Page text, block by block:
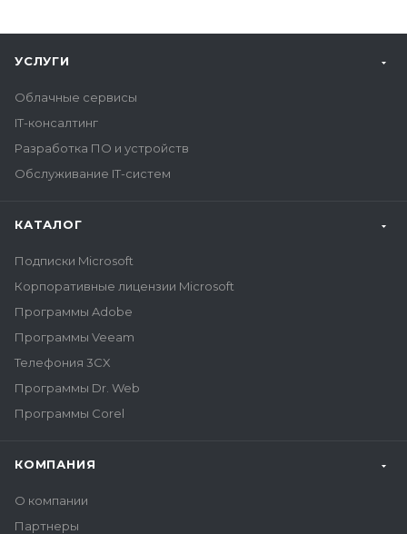
УСЛУГИ
Облачные сервисы
IT-консалтинг
Разработка ПО и устройств
Обслуживание IT-систем
КАТАЛОГ
Подписки Microsoft
Корпоративные лицензии Microsoft
Программы Adobe
Программы Veeam
Телефония 3CX
Программы Dr. Web
Программы Corel
КОМПАНИЯ
О компании
Партнеры